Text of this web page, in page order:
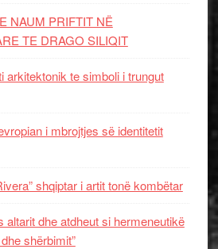
NAUM PRIFTIT NË
TE DRAGO SILIQIT
arkitektonik te simboli i trungut
i mbrojtjes së identitetit
shqiptar i artit tonë kombëtar
altarit dhe atdheut si hermeneutikë
shërbimit”